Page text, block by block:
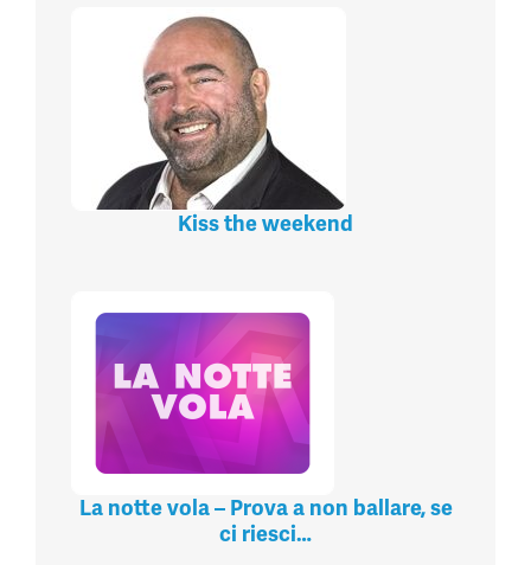
Kiss the weekend
La notte vola – Prova a non ballare, se
ci riesci…